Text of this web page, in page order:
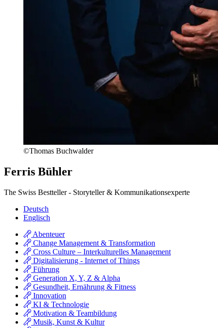
©Thomas Buchwalder
Ferris Bühler
The Swiss Bestteller - Storyteller & Kommunikationsexperte
Deutsch
Englisch
Abenteuer
Change Management & Transformation
Cross Culture – Interkulturelles Management
Digitalisierung - Internet of Things
Führung
Generation X, Y, Z & Alpha
Gesundheit, Ernährung & Fitness
Innovation
KI & Technologie
Motivation & Teambildung
Musik, Kunst & Kultur